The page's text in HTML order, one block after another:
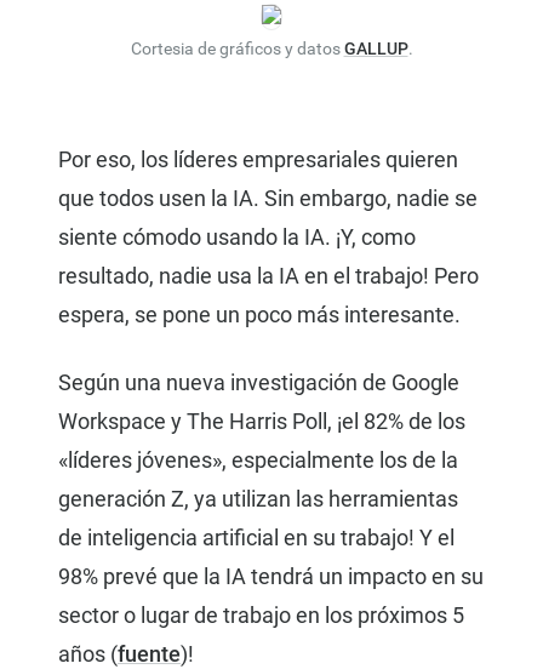
Cortesia de gráficos y datosGALLUP.
Por eso, los líderes empresariales quieren
que todos usen la IA. Sin embargo, nadie se
siente cómodo usando la IA. ¡Y, como
resultado, nadie usa la IA en el trabajo! Pero
espera, se pone un poco más interesante.
Según una nueva investigación de Google
Workspace y The Harris Poll, ¡el 82% de los
«líderes jóvenes», especialmente los de la
generación Z, ya utilizan las herramientas
de inteligencia artificial en su trabajo! Y el
98% prevé que la IA tendrá un impacto en su
sector o lugar de trabajo en los próximos 5
años (fuente)!